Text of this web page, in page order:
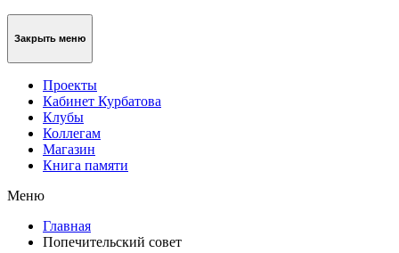
Закрыть меню
Проекты
Кабинет Курбатова
Клубы
Коллегам
Магазин
Книга памяти
Меню
Главная
Попечительский совет